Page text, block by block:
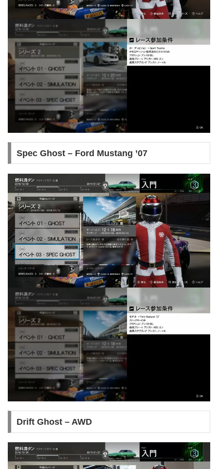
Spec Ghost – Ford Mustang ’07
Drift Ghost – AWD